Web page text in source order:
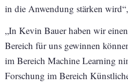
in die Anwendung stärken
„In Kevin Bauer haben wir
Bereich für uns gewinnen
im Bereich Machine Learning
Forschung im Bereich